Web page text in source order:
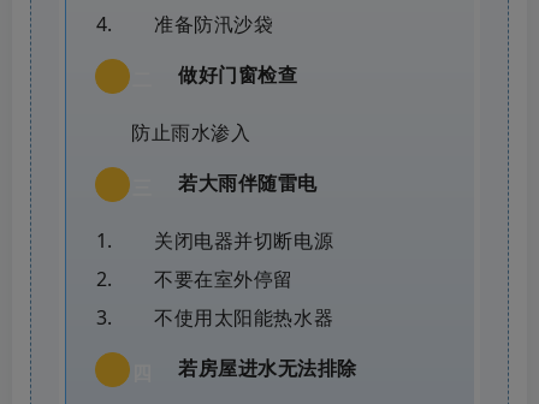
准备防汛沙袋
做好门窗检查
防止雨水渗入
若大雨伴随雷电
关闭电器并切断电源
不要在室外停留
不使用太阳能热水器
若房屋进水无法排除